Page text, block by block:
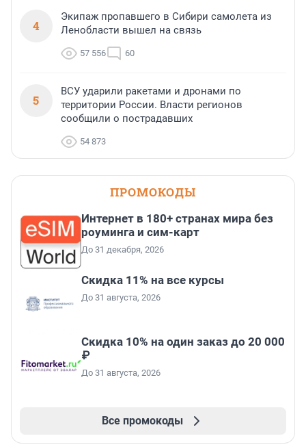
4
Экипаж пропавшего в Сибири самолета из
Ленобласти вышел на связь
57 556 60
5
ВСУ ударили ракетами и дронами по
территории России. Власти регионов
сообщили о пострадавших
54 873
ПРОМОКОДЫ
Интернет в 180+ странах мира без
роуминга и сим-карт
До 31 декабря, 2026
Скидка 11% на все курсы
До 31 августа, 2026
Скидка 10% на один заказ до 20 000
₽
До 31 августа, 2026
Все промокоды